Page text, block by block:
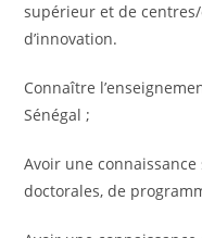
supérieur et de
d’innovation.
Connaître
Sénégal ;
Avoir une connaissance
doctorales, de